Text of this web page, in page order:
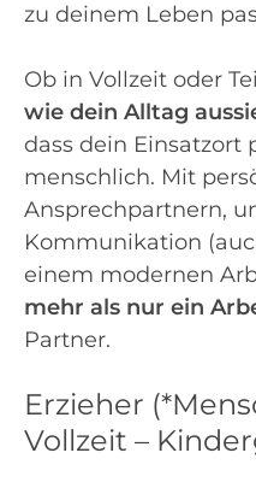
zu deinem Leben
Ob in Vollzeit oder
wie dein Alltag
dass dein Einsatzort
menschlich. Mit
Ansprechpartnern,
Kommunikation
einem modernen
mehr als nur ein
Partner.
Erzieher
Vollzeit –